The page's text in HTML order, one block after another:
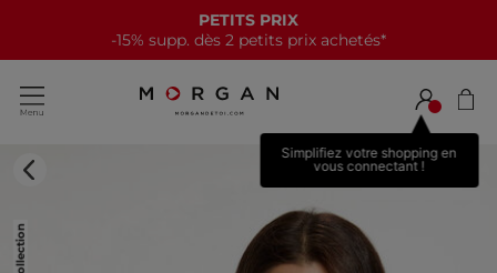
PETITS PRIX
-15% supp. dès 2 petits prix achetés*
Simplifiez votre shopping en
vous connectant !